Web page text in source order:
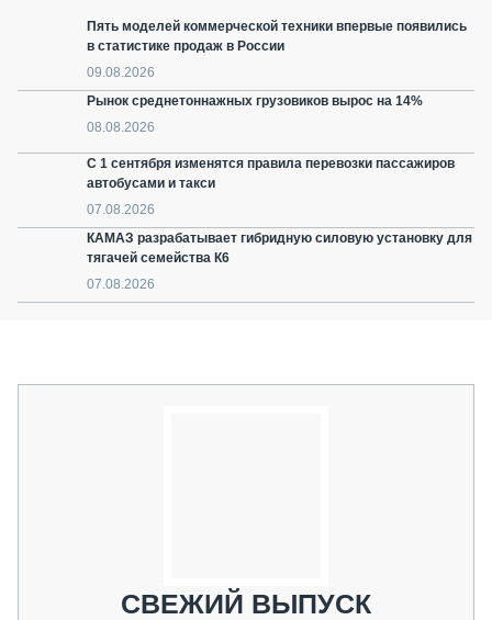
Пять моделей коммерческой техники впервые появились
в статистике продаж в России
09.08.2026
Рынок среднетоннажных грузовиков вырос на 14%
08.08.2026
С 1 сентября изменятся правила перевозки пассажиров
автобусами и такси
07.08.2026
КАМАЗ разрабатывает гибридную силовую установку для
тягачей семейства К6
07.08.2026
СВЕЖИЙ ВЫПУСК